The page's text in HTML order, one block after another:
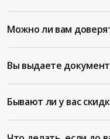
Можно ли вам
Вы выдаете
Бывают ли у вас